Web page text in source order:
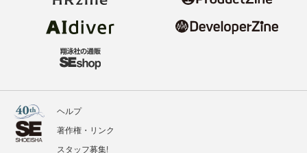
ヘルプ
著作権・リンク
スタッフ募集!